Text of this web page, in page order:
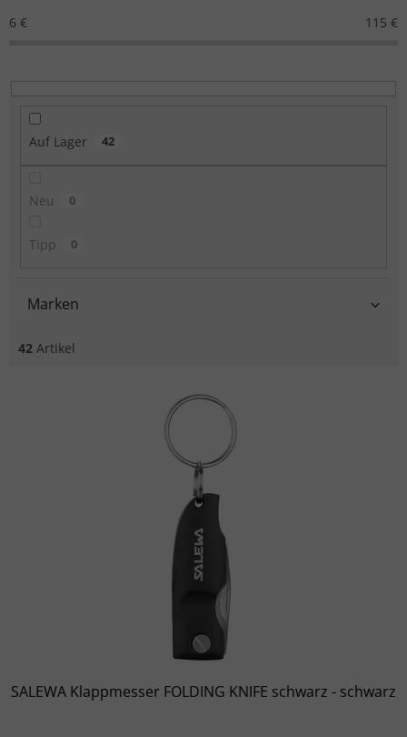
6 € 115 €
Auf Lager 42
Neu 0
Tipp 0
Marken
42 Artikel
SALEWA Klappmesser FOLDING KNIFE schwarz - schwarz